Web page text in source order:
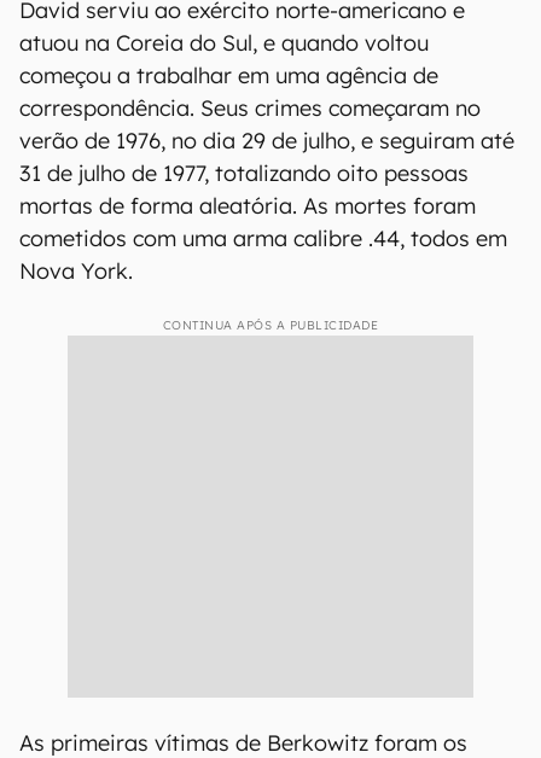
David serviu ao exército norte-americano e
atuou na Coreia do Sul, e quando voltou
começou a trabalhar em uma agência de
correspondência. Seus crimes começaram no
verão de 1976, no dia 29 de julho, e seguiram até
31 de julho de 1977, totalizando oito pessoas
mortas de forma aleatória. As mortes foram
cometidos com uma arma calibre .44, todos em
Nova York.
CONTINUA APÓS A PUBLICIDADE
As primeiras vítimas de Berkowitz foram os